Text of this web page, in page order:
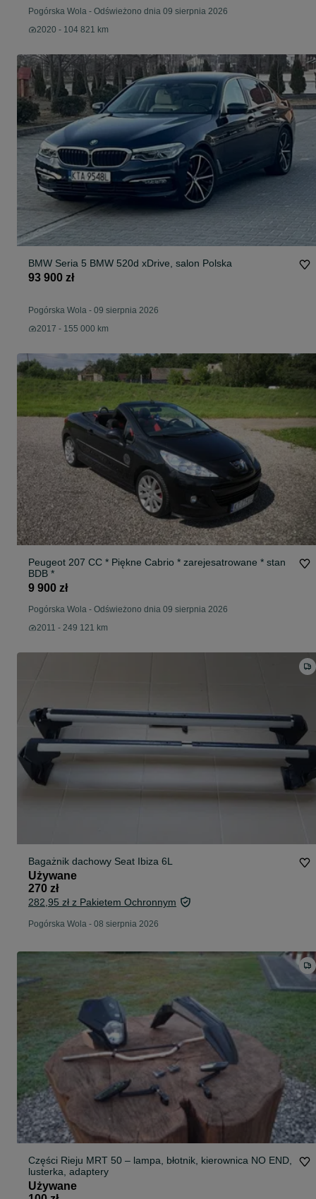
Pogórska Wola - Odświeżono dnia 09 sierpnia 2026
2020 - 104 821 km
BMW Seria 5 BMW 520d xDrive, salon Polska
93 900 zł
Pogórska Wola - 09 sierpnia 2026
2017 - 155 000 km
Peugeot 207 CC * Piękne Cabrio * zarejesatrowane * stan
BDB *
9 900 zł
Pogórska Wola - Odświeżono dnia 09 sierpnia 2026
2011 - 249 121 km
Bagażnik dachowy Seat Ibiza 6L
Używane
270 zł
282,95 zł z Pakietem Ochronnym
Pogórska Wola - 08 sierpnia 2026
Części Rieju MRT 50 – lampa, błotnik, kierownica NO END,
lusterka, adaptery
Używane